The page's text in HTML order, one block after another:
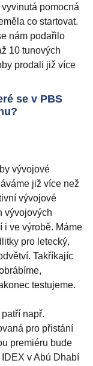
pomocná
co startovat.
nám podařilo
10 tunových
prodali již více
se v PBS
vývojové
již více než
vývojové
vývojových
i ve výrobě. Máme
pro letecký,
Takříkajíc
testujeme.
např.
pro přistání
premiéru bude
v Abú Dhabí